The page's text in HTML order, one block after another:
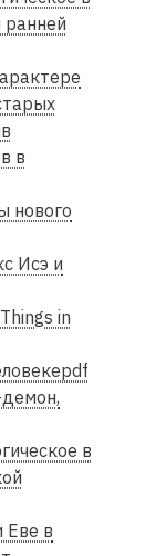
в
нового
Исэ и
in
в
в